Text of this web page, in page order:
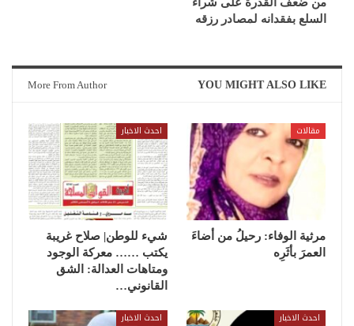
السلع بفقدانه لمصادر رزقه
YOU MIGHT ALSO LIKE
More From Author
مقالات
مرثية الوفاء: رحيلُ من أضاءَ
العمرَ بأثَرِه
احدث الاخبار
شيء للوطن| صلاح غريبة
يكتب …… معركة الوجود
ومتاهات العدالة: الشق
القانوني…
احدث الاخبار احدث الاخبار